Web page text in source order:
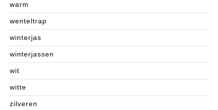
warm
wenteltrap
winterjas
winterjassen
wit
witte
zilveren